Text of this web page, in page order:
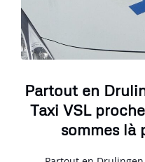
Partout en
Taxi VSL
sommes là